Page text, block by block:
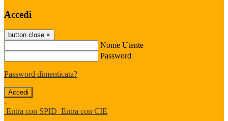
Accedi
button close ×
Nome Utente
Password
Password dimenticata?
-
Entra con SPID Entra con CIE